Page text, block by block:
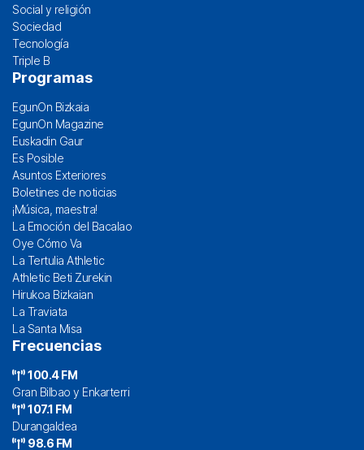
Social y religión
Sociedad
Tecnología
Triple B
Programas
EgunOn Bizkaia
EgunOn Magazine
Euskadin Gaur
Es Posible
Asuntos Exteriores
Boletines de noticias
¡Música, maestra!
La Emoción del Bacalao
Oye Cómo Va
La Tertulia Athletic
Athletic Beti Zurekin
Hirukoa Bizkaian
La Traviata
La Santa Misa
Frecuencias
100.4 FM
Gran Bilbao y Enkarterri
107.1 FM
Durangaldea
98.6 FM